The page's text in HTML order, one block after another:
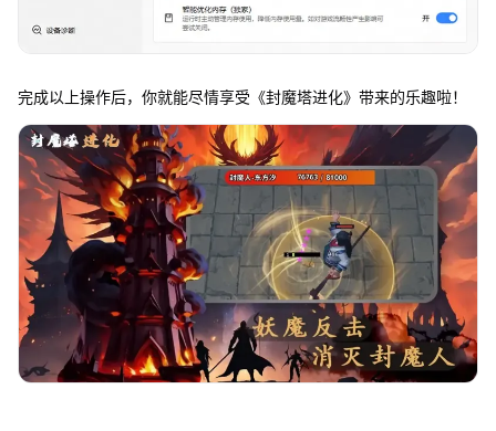
完成以上操作后，你就能尽情享受《封魔塔进化》带来的乐趣啦！